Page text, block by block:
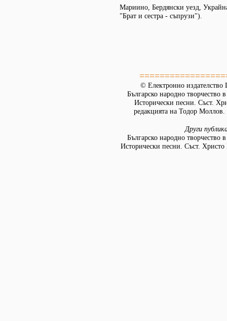
Мариино, Бердянски уезд,
"Брат и сестра - съпрузи").
© Електронно издателство
Българско народно творчество
Исторически песни. Съст.
редакцията на Тодор
Други
Българско народно творчество
Исторически песни. Съст.